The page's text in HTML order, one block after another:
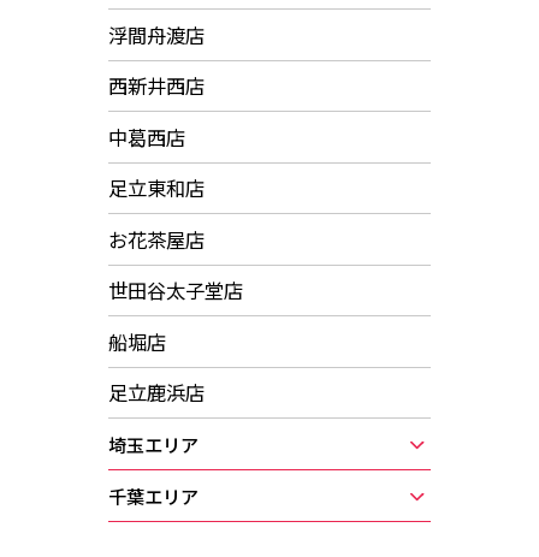
浮間舟渡店
西新井西店
中葛西店
足立東和店
お花茶屋店
世田谷太子堂店
船堀店
足立鹿浜店
埼玉エリア
千葉エリア